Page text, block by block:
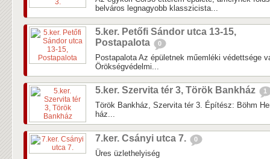
belváros legnagyobb klasszicista...
5.ker. Petőfi Sándor utca 13-15,
Postapalota
0
Postapalota Az épületnek műemléki védettsége
Örökségvédelmi...
5.ker. Szervita tér 3, Török Bankház 1
Török Bankház, Szervita tér 3. Építész: Böhm
ház...
7.ker. Csányi utca 7. 0
Üres üzlethelyiség